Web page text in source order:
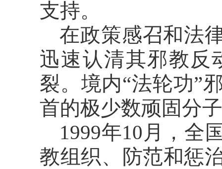
支持。
在政策感召和法
迅速认清其邪教反
裂。境内“法轮功”
首的极少数顽固分
1999年10月，全
教组织、防范和惩